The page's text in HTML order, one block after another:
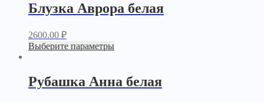
Блузка Аврора белая
2600.00 ₽
Выберите параметры
Рубашка Анна белая